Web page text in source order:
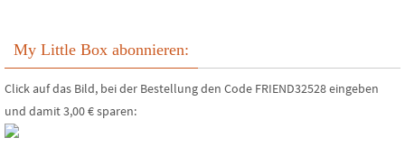
My Little Box abonnieren:
Click auf das Bild, bei der Bestellung den Code FRIEND32528 eingeben
und damit 3,00 € sparen: